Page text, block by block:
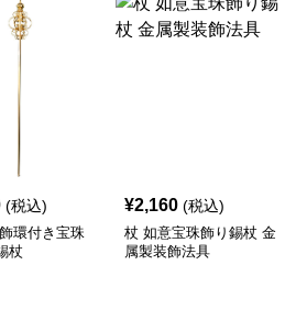
(税込)
環付き宝珠
杖
¥2,160 (税込)
杖 如意宝珠飾り錫杖 金
属製装飾法具